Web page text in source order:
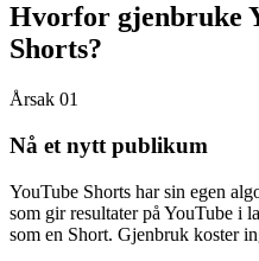
Hvorfor gjenbruke
Shorts?
Årsak 01
Nå et nytt publikum
YouTube Shorts har sin egen
som gir resultater på YouTube i
som en Short. Gjenbruk koster